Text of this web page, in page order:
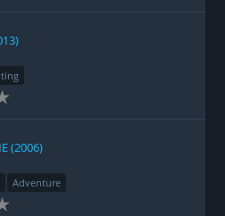
(2006)
Adventure